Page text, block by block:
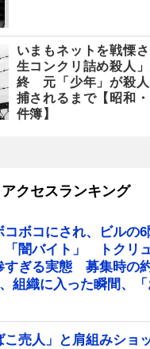
いまもネットを戦慄
生コンクリ詰め殺人
終 元「少年」が殺人
捕されるまで【昭和
件簿】
アクセスランキング
コボコにされ、ビルの
闇バイト」 トクリ
すぎる実態 募集時の
組織に入った瞬間、
こ売人」と肩組みショ